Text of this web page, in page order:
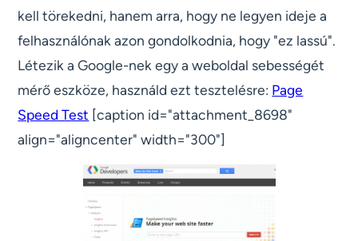
kell törekedni, hanem arra, hogy ne legyen ideje a
felhasználónak azon gondolkodnia, hogy "ez lassú".
Létezik a Google-nek egy a weboldal sebességét
mérő eszköze, használd ezt tesztelésre: Page
Speed Test [caption id="attachment_8698"
align="aligncenter" width="300"]